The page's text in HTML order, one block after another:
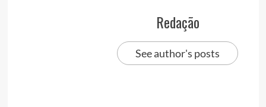
Redação
See author's posts